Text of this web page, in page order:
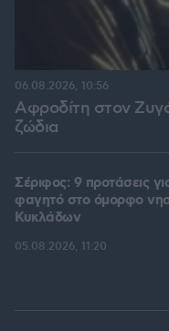
Αφροδίτη στον
ζώδια
06.08.2026, 10:56
Σέριφος: 9 προτάσεις
φαγητό στο όμορφο
Κυκλάδων
05.08.2026, 11:20